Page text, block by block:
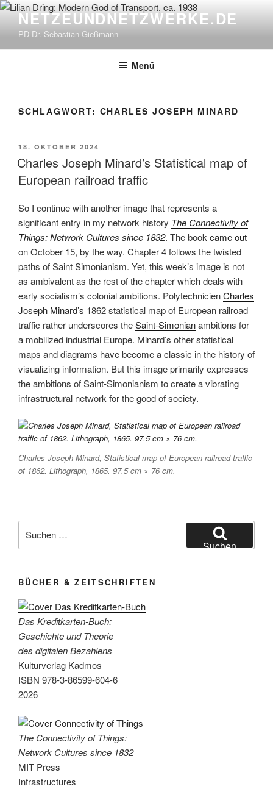
Zum
springen
NETZEUNDNETZWERKE.DE
PD Dr. Sebastian Gießmann
Menü
SCHLAGWORT: CHARLES JOSEPH MINARD
VERÖFFENTLICHT
AM
18. OKTOBER 2024
Charles Joseph Minard’s Statistical map of
European railroad traffic
So I continue with another image that represents a
significant entry in my network history The Connectivity of
Things: Network Cultures since 1832. The book came out
on October 15, by the way. Chapter 4 follows the twisted
paths of Saint Simonianism. Yet, this week’s image is not
as ambivalent as the rest of the chapter which deals with
early socialism’s colonial ambitions. PolytechnicienCharles
Joseph Minard’s 1862 statistical map of European railroad
traffic rather underscores theSaint-Simonianambitions for
a mobilized industrial Europe. Minard’s other statistical
maps and diagrams have become a classic in the history of
visualizing information. But this image primarily expresses
the ambitions of Saint-Simonianism to create a vibrating
infrastructural network for the good of society.
Charles Joseph Minard, Statistical map of European railroad traffic
of 1862. Lithograph, 1865. 97.5 cm × 76 cm.
nach:
Suchen
BÜCHER & ZEITSCHRIFTEN
Das Kreditkarten-Buch:
Geschichte und Theorie
des digitalen Bezahlens
Kulturverlag Kadmos
ISBN 978-3-86599-604-6
2026
The Connectivity of Things:
Network Cultures since 1832
MIT Press
Infrastructures